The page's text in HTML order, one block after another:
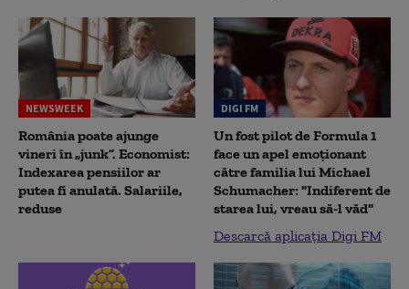
NEWSWEEK
România poate ajunge
vineri în „junk”. Economist:
Indexarea pensiilor ar
putea fi anulată. Salariile,
reduse
DIGI FM
Un fost pilot de Formula 1
face un apel emoționant
către familia lui Michael
Schumacher: "Indiferent de
starea lui, vreau să-l văd"
Descarcă aplicația Digi FM